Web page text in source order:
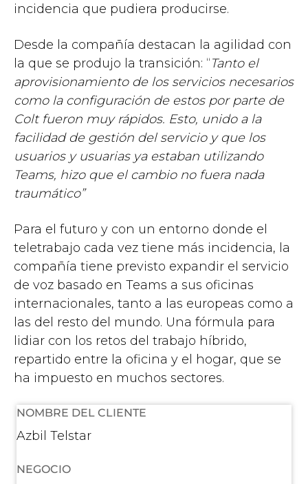
incidencia que pudiera producirse.
Desde la compañía destacan la agilidad con
la que se produjo la transición: “Tanto el
aprovisionamiento de los servicios necesarios
como la configuración de estos por parte de
Colt fueron muy rápidos. Esto, unido a la
facilidad de gestión del servicio y que los
usuarios y usuarias ya estaban utilizando
Teams, hizo que el cambio no fuera nada
traumático”
Para el futuro y con un entorno donde el
teletrabajo cada vez tiene más incidencia, la
compañía tiene previsto expandir el servicio
de voz basado en Teams a sus oficinas
internacionales, tanto a las europeas como a
las del resto del mundo. Una fórmula para
lidiar con los retos del trabajo híbrido,
repartido entre la oficina y el hogar, que se
ha impuesto en muchos sectores.
NOMBRE DEL CLIENTE
Azbil Telstar
NEGOCIO